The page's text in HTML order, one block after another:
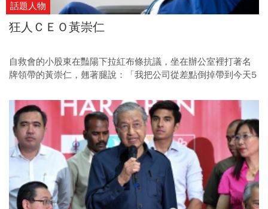
話題人物
狂人ＣＥＯ黃崇仁
自救會的小股東在豔陽下拉紅布條抗議，坐在辦公室裡打著名
牌領帶的黃崇仁，翹著腿說：「我把公司從差點倒掉帶到今天5
就是黃崇仁，一路走來爭議不斷毀譽由人，理直氣壯做自己。
5年的時間，力晶從下櫃到踏上重新上市之路，黃崇仁再度寫下
逆轉驚奇！ 他說，他不是外界說的「九命怪貓」，他只有一條
命，但會帶領力晶一直活下去，活很好！